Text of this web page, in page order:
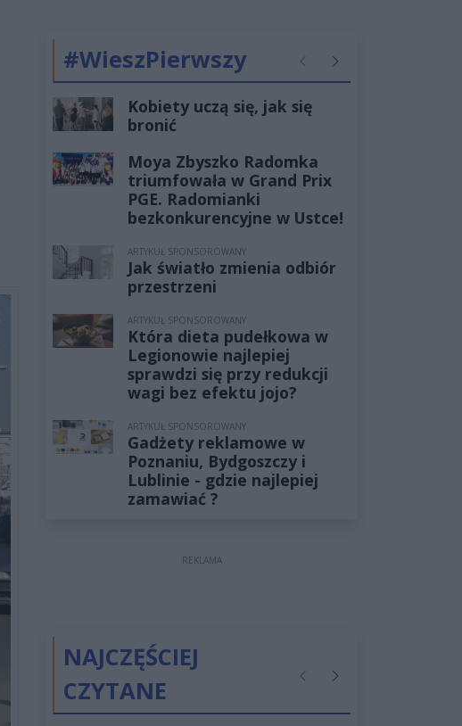
#WieszPierwszy PoprzednieNastępne
Kobiety uczą się, jak się
bronić
Moya Zbyszko Radomka
triumfowała w Grand Prix
PGE. Radomianki
bezkonkurencyjne w Ustce!
ARTYKUŁ SPONSOROWANY
Jak światło zmienia odbiór
przestrzeni
ARTYKUŁ SPONSOROWANY
Która dieta pudełkowa w
Legionowie najlepiej
sprawdzi się przy redukcji
wagi bez efektu jojo?
ARTYKUŁ SPONSOROWANY
Gadżety reklamowe w
Poznaniu, Bydgoszczy i
Lublinie - gdzie najlepiej
zamawiać ?
REKLAMA
NAJCZĘŚCIEJ
CZYTANE
PoprzednieNastępne